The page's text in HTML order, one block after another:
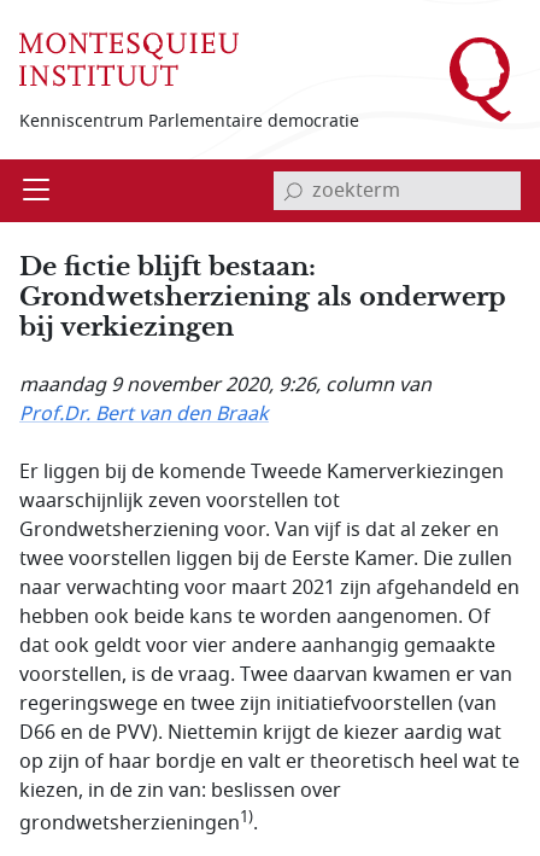
Kenniscentrum Parlementaire democratie
Open invoerveld zoekterm
De fictie blijft bestaan:
Grondwetsherziening als onderwerp
bij verkiezingen
maandag 9 november 2020, 9:26, column van
Prof.Dr. Bert van den Braak
Er liggen bij de komende Tweede Kamerverkiezingen
waarschijnlijk zeven voorstellen tot
Grondwetsherziening voor. Van vijf is dat al zeker en
twee voorstellen liggen bij de Eerste Kamer. Die zullen
naar verwachting voor maart 2021 zijn afgehandeld en
hebben ook beide kans te worden aangenomen. Of
dat ook geldt voor vier andere aanhangig gemaakte
voorstellen, is de vraag. Twee daarvan kwamen er van
regeringswege en twee zijn initiatiefvoorstellen (van
D66 en de PVV). Niettemin krijgt de kiezer aardig wat
op zijn of haar bordje en valt er theoretisch heel wat te
kiezen, in de zin van: beslissen over
grondwetsherzieningen1).